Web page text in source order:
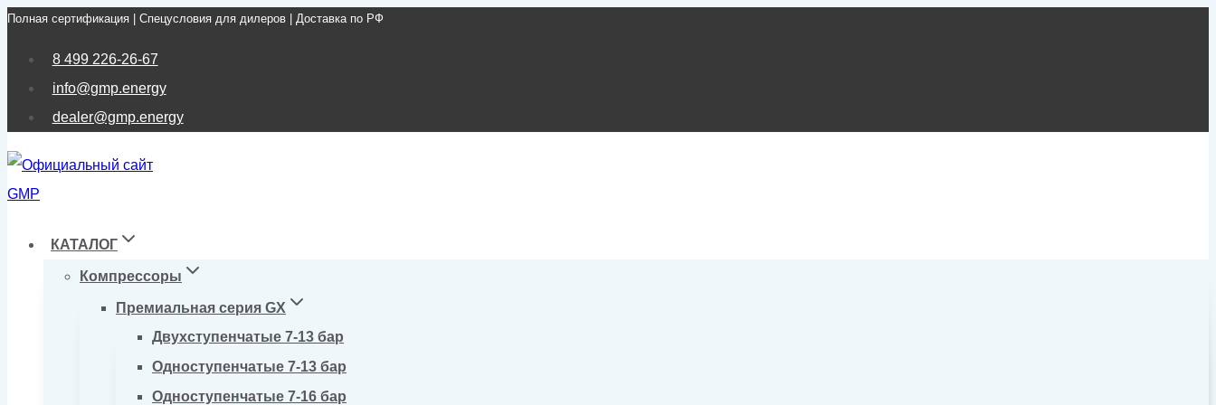
Перейти
Полная сертификация | Спецусловия для дилеров | Доставка по РФ
8 499 226-26-67
info@gmp.energy
dealer@gmp.energy
КАТАЛОГ
Компрессоры
Премиальная серия GX
Двухступенчатые 7-13 бар
Одноступенчатые 7-13 бар
Одноступенчатые 7-16 бар